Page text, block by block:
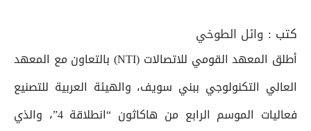
كتب : وائل الطوخي
أطلق المعهد القومي للاتصالات (NTI) بالتعاون مع المعهد
العالي التكنولوجي ببني سويف، والهيئة العربية للتصنيع
فعاليات الموسم الرابع من هاكاثون “انطلاقة 4”، والذي